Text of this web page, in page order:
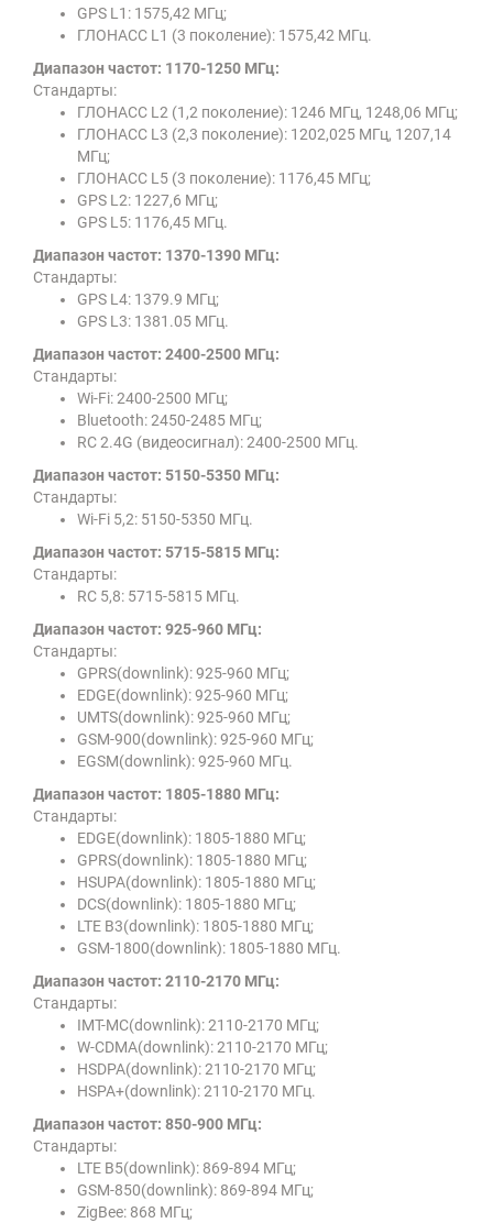
GPS L1: 1575,42 МГц;
ГЛОНАСС L1 (3 поколение): 1575,42 МГц.
Диапазон частот: 1170-1250 МГц:
Стандарты:
ГЛОНАСС L2 (1,2 поколение): 1246 МГц, 1248,06 МГц;
ГЛОНАСС L3 (2,3 поколение): 1202,025 МГц, 1207,14
МГц;
ГЛОНАСС L5 (3 поколение): 1176,45 МГц;
GPS L2: 1227,6 МГц;
GPS L5: 1176,45 МГц.
Диапазон частот: 1370-1390 МГц:
Стандарты:
GPS L4: 1379.9 МГц;
GPS L3: 1381.05 МГц.
Диапазон частот: 2400-2500 МГц:
Стандарты:
Wi-Fi: 2400-2500 МГц;
Bluetooth: 2450-2485 МГц;
RC 2.4G (видеосигнал): 2400-2500 МГц.
Диапазон частот: 5150-5350 МГц:
Стандарты:
Wi-Fi 5,2: 5150-5350 МГц.
Диапазон частот: 5715-5815 МГц:
Стандарты:
RC 5,8: 5715-5815 МГц.
Диапазон частот: 925-960 МГц:
Стандарты:
GPRS(downlink): 925-960 МГц;
EDGE(downlink): 925-960 МГц;
UMTS(downlink): 925-960 МГц;
GSM-900(downlink): 925-960 МГц;
EGSM(downlink): 925-960 МГц.
Диапазон частот: 1805-1880 МГц:
Стандарты:
EDGE(downlink): 1805-1880 МГц;
GPRS(downlink): 1805-1880 МГц;
HSUPA(downlink): 1805-1880 МГц;
DCS(downlink): 1805-1880 МГц;
LTE B3(downlink): 1805-1880 МГц;
GSM-1800(downlink): 1805-1880 МГц.
Диапазон частот: 2110-2170 МГц:
Стандарты:
IMT-MC(downlink): 2110-2170 МГц;
W-CDMA(downlink): 2110-2170 МГц;
HSDPA(downlink): 2110-2170 МГц;
HSPA+(downlink): 2110-2170 МГц.
Диапазон частот: 850-900 МГц:
Стандарты:
LTE B5(downlink): 869-894 МГц;
GSM-850(downlink): 869-894 МГц;
ZigBee: 868 МГц;